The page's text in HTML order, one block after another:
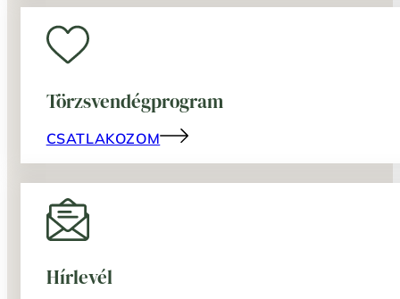
Törzsvendégprogram
CSATLAKOZOM
Hírlevél